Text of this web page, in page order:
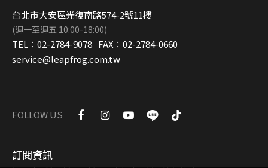
訂閱資訊
台北市大安區光復南路574-2號11樓
(週一至週五 10:00-18:00)
TEL： 02-2784-9078 FAX： 02-2784-0660
service@leapfrog.com.tw
FOLLOW US